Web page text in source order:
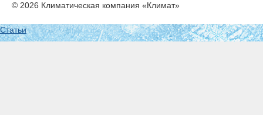
© 2026 Климатическая компания «Климат»
Статьи